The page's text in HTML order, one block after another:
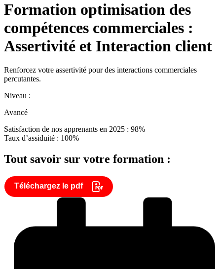
Formation optimisation des
compétences commerciales :
Assertivité et Interaction client
Renforcez votre assertivité pour des interactions commerciales
percutantes.
Niveau :
Avancé
Satisfaction de nos apprenants en 2025 : 98%
Taux d’assiduité : 100%
Tout savoir sur votre formation :
Téléchargez le pdf